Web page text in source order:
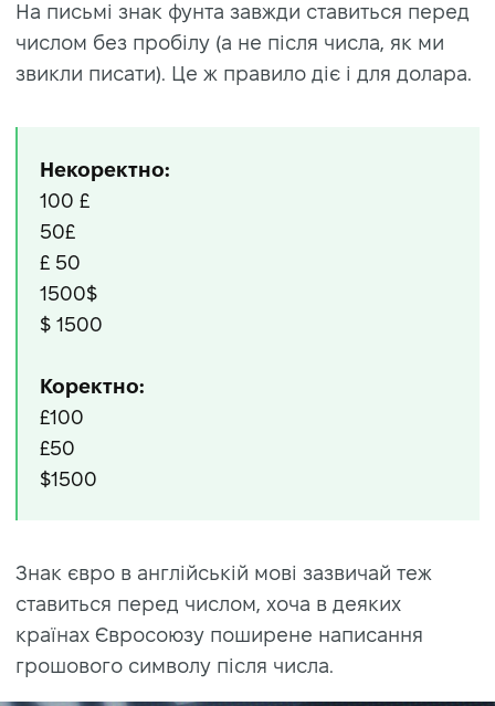
На письмі знак фунта завжди ставиться перед
числом без пробілу (а не після числа, як ми
звикли писати). Це ж правило діє і для долара.
Некоректно:
100 £
50£
£ 50
1500$
$ 1500
Коректно:
£100
£50
$1500
Знак євро в англійській мові зазвичай теж
ставиться перед числом, хоча в деяких
країнах Євросоюзу поширене написання
грошового символу після числа.